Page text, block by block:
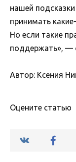
нашей
принимать
Но если такие
поддержать», —
Автор: Ксения
Оцените статью